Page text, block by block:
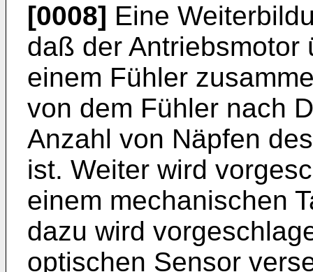
[0008] Eine
daß der Antriebsmotor
einem Fühler
von dem Fühler nach
Anzahl von Näpfen
ist. Weiter wird
einem mechanischen
dazu wird
optischen Sensor